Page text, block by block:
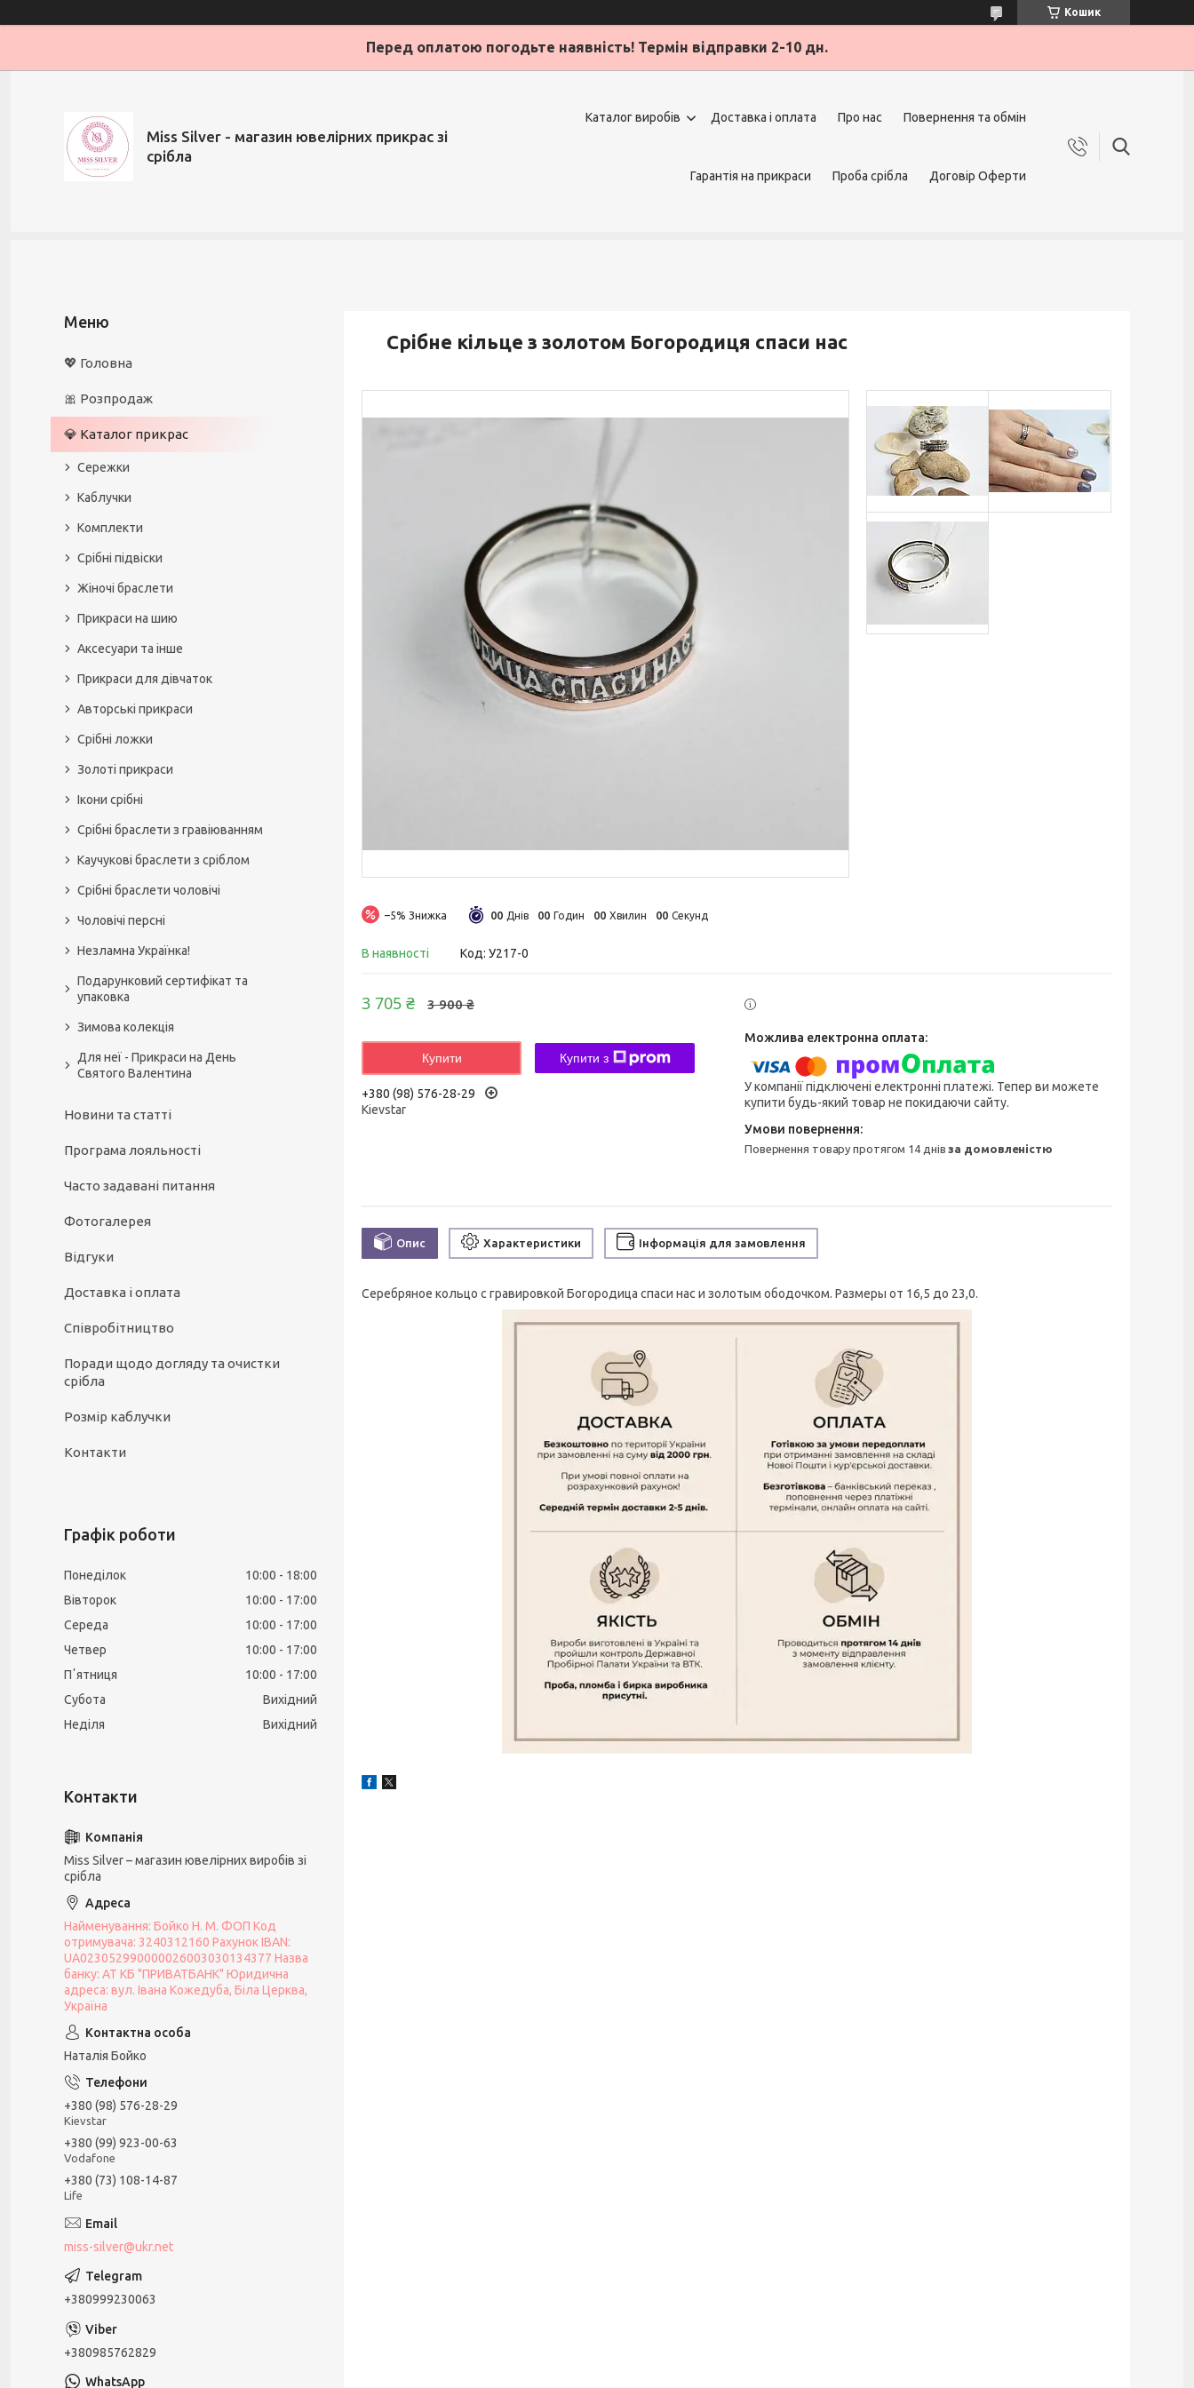
Кошик
Перед оплатою погодьте наявність! Термін відправки 2-10 дн.
Miss Silver - магазин ювелірних прикрас зі
срібла
Каталог виробів Доставка і оплата Про нас Повернення та обмін
Гарантія на прикраси Проба срібла Договір Оферти
Срібне кільце з золотом Богородиця спаси нас
–5% 00 Днів 00 Годин 00 Хвилин 00 Секунд
В наявності Код: У217-0
3 900 ₴
3 705 ₴
Купити Купити з
+380 (98) 576-28-29
Kievstar
У компанії підключені електронні платежі. Тепер ви можете
купити будь-який товар не покидаючи сайту.
повернення товару протягом 14 днівза домовленістю
Опис Характеристики Інформація для замовлення
Серебряное кольцо с гравировкой Богородица спаси нас и золотым ободочком. Размеры от 16,5 до 23,0.
💖 Головна
🎀 Розпродаж
💎 Каталог прикрас
Сережки
Каблучки
Комплекти
Срібні підвіски
Жіночі браслети
Прикраси на шию
Аксесуари та інше
Прикраси для дівчаток
Авторські прикраси
Срібні ложки
Золоті прикраси
Ікони срібні
Срібні браслети з гравіюванням
Каучукові браслети з сріблом
Срібні браслети чоловічі
Чоловічі персні
Незламна Українка!
Подарунковий сертифікат та
упаковка
Зимова колекція
Для неї - Прикраси на День
Святого Валентина
Новини та статті
Програма лояльності
Часто задавані питання
Фотогалерея
Відгуки
Доставка і оплата
Співробітництво
Поради щодо догляду та очистки
срібла
Розмір каблучки
Контакти
Графік роботи
Понеділок 10:00
18:00
Вівторок
10:00
17:00
Середа
10:00
17:00
Четвер
10:00
17:00
Пʼятниця
10:00
17:00
Субота
Вихідний
Неділя
Вихідний
Miss Silver – магазин ювелірних виробів зі
срібла
Найменування: Бойко Н. М. ФОП Код
отримувача: 3240312160 Рахунок IBAN:
UA023052990000026003030134377 Назва
банку: АТ КБ "ПРИВАТБАНК" Юридична
адреса: вул. Івана Кожедуба, Біла Церква,
Україна
Наталія Бойко
+380 (98) 576-28-29
Kievstar
+380 (99) 923-00-63
Vodafone
+380 (73) 108-14-87
Life
miss-silver@ukr.net
+380999230063
+380985762829